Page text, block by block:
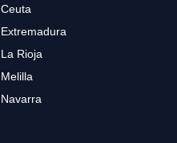
Ceuta
Extremadura
La Rioja
Melilla
Navarra